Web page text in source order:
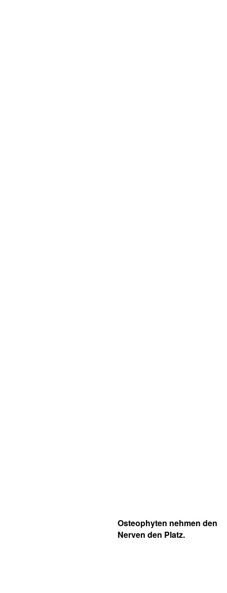
Osteophyten nehmen den
Nerven den Platz.